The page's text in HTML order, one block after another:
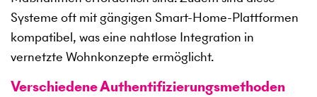
Systeme oft mit gängigen Smart-Home-Plattformen
kompatibel, was eine nahtlose Integration in
vernetzte Wohnkonzepte ermöglicht.
Verschiedene Authentifizierungsmethoden